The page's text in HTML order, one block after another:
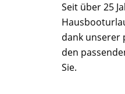
Seit über 25
dank unserer
den
Sie.